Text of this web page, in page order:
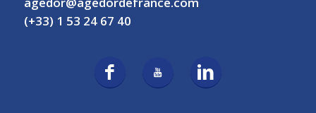
(+33) 1 53 24 67 40